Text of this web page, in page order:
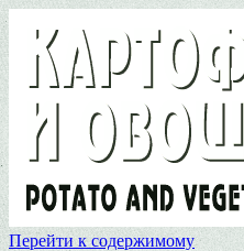
Перейти к содержимому